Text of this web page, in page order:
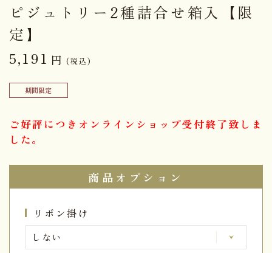
ピジュトリー2種詰合せ箱入【限
定】
5,191 円 (税込)
期間限定
ご好評につきオンラインショップ受付終了致しま
した。
商品オプション
リボン掛け